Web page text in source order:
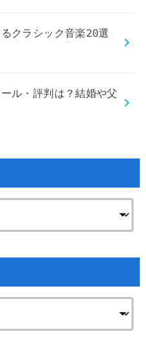
クラシック音楽20選
ル・評判は？結婚や父